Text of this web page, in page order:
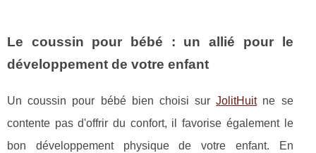
Le coussin pour bébé : un allié pour le
développement de votre enfant
Un coussin pour bébé bien choisi surJolitHuitne se
contente pas d'offrir du confort, il favorise également le
bon développement physique de votre enfant. En